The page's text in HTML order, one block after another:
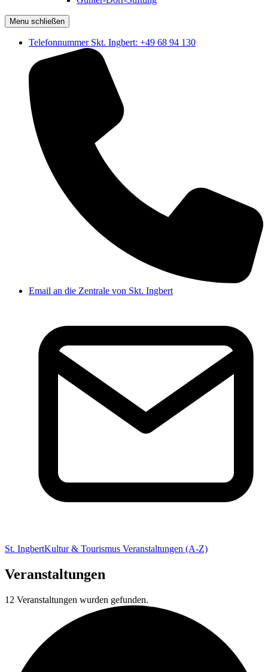
Menu schließen
Telefonnummer Skt. Ingbert: +49 68 94 130
Email an die Zentrale von Skt. Ingbert
St. IngbertKultur & Tourismus Veranstaltungen (A-Z)
Veranstaltungen
12 Veranstaltungen wurden gefunden.